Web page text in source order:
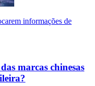
informações de
marcas chinesas